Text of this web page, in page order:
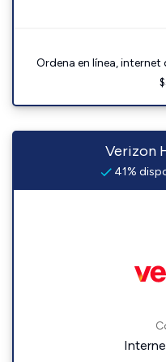
Ordena en línea,
Verizon
41%